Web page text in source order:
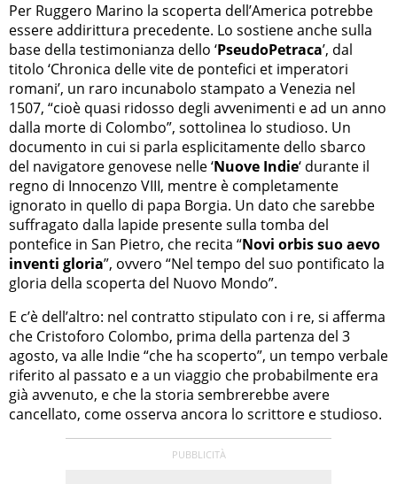
Per Ruggero Marino la scoperta dell’America potrebbe
essere addirittura precedente. Lo sostiene anche sulla
base della testimonianza dello ‘PseudoPetraca’, dal
titolo ‘Chronica delle vite de pontefici et imperatori
romani’, un raro incunabolo stampato a Venezia nel
1507, “cioè quasi ridosso degli avvenimenti e ad un anno
dalla morte di Colombo”, sottolinea lo studioso. Un
documento in cui si parla esplicitamente dello sbarco
del navigatore genovese nelle ‘Nuove Indie‘ durante il
regno di Innocenzo VIII, mentre è completamente
ignorato in quello di papa Borgia. Un dato che sarebbe
suffragato dalla lapide presente sulla tomba del
pontefice in San Pietro, che recita “Novi orbis suo aevo
inventi gloria”, ovvero “Nel tempo del suo pontificato la
gloria della scoperta del Nuovo Mondo”.
E c’è dell’altro: nel contratto stipulato con i re, si afferma
che Cristoforo Colombo, prima della partenza del 3
agosto, va alle Indie “che ha scoperto”, un tempo verbale
riferito al passato e a un viaggio che probabilmente era
già avvenuto, e che la storia sembrerebbe avere
cancellato, come osserva ancora lo scrittore e studioso.